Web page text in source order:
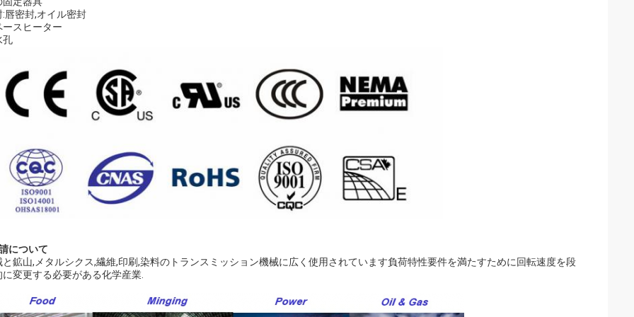
:唇密封,オイル密封
ースヒーター
孔
について
と鉱山,メタルシクス,繊維,印刷,染料のトランスミッション機械に広く使用されています負荷特性要件を満たすために回転速度を段
に変更する必要がある化学産業.